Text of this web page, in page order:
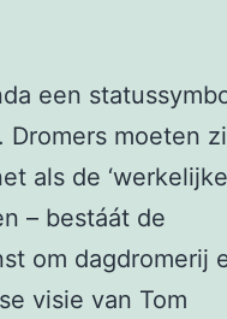
een
moeten
als de
– bestáát de
om dagdromerij
visie van Tom